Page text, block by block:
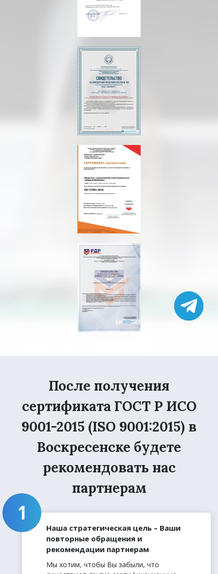
После получения
сертификата ГОСТ Р ИСО
9001-2015 (ISO 9001:2015) в
Воскресенске будете
рекомендовать нас
партнерам
Наша стратегическая цель – Ваши
повторные обращения и
рекомендации партнерам
Мы хотим, чтобы Вы забыли, что